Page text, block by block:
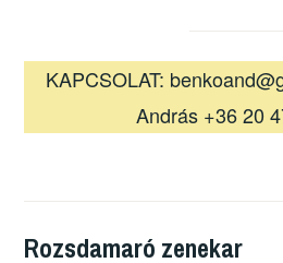
KAPCSOLAT:
András +36 20
Rozsdamaró zenekar